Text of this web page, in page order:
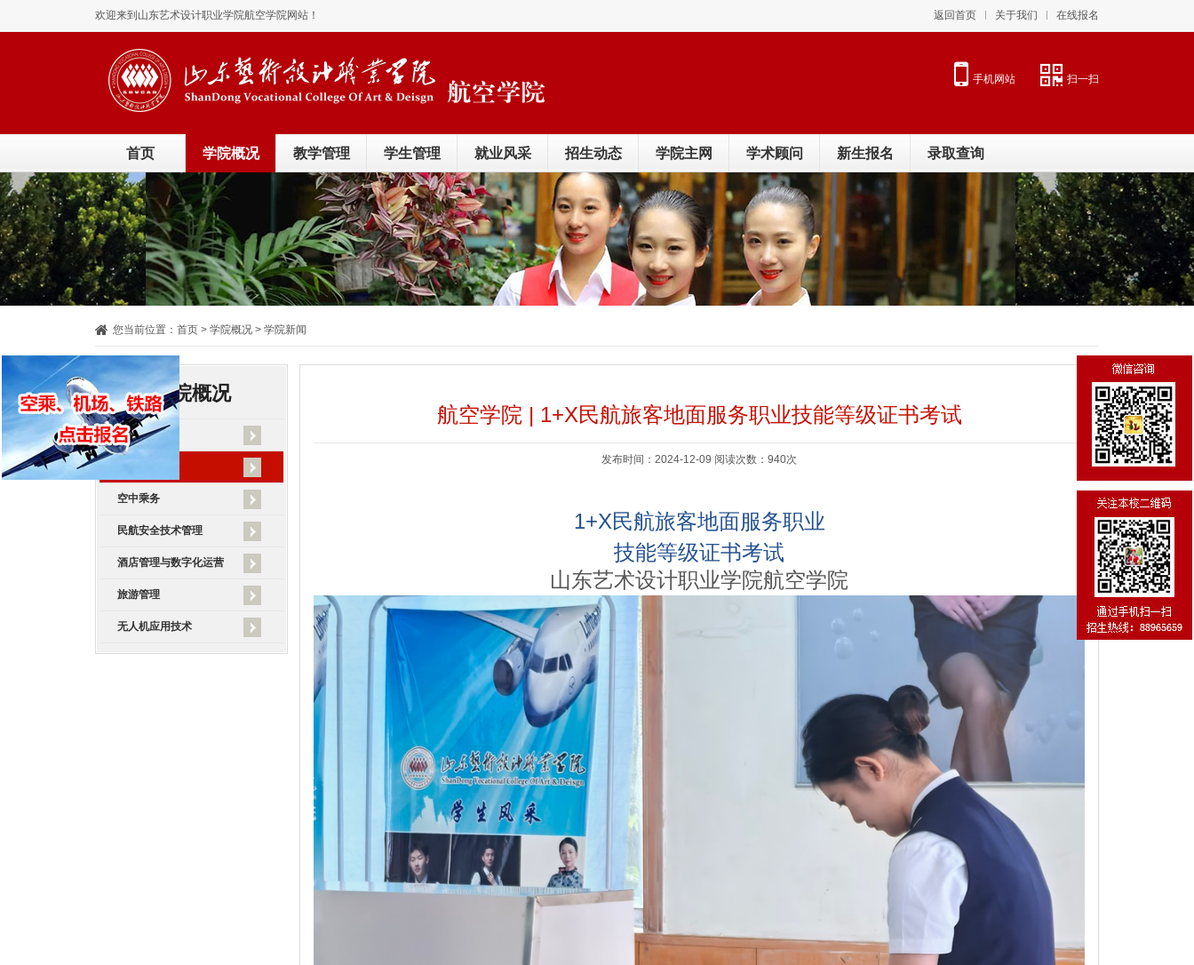
欢迎来到山东艺术设计职业学院航空学院网站！ 返回首页 关于我们 在线报名
手机网站 扫一扫
首页 学院概况 教学管理 学生管理 就业风采 招生动态 学院主网 学术顾问 新生报名 录取查询
您当前位置： 首页 > 学院概况 > 学院新闻
学院概况
学院概况
空中乘务
民航安全技术管理
酒店管理与数字化运营
旅游管理
无人机应用技术
航空学院 | 1+X民航旅客地面服务职业技能等级证书考试
发布时间：2024-12-09 阅读次数：940次
1+X民航旅客地面服务职业
技能等级证书考试
山东艺术设计职业学院航空学院